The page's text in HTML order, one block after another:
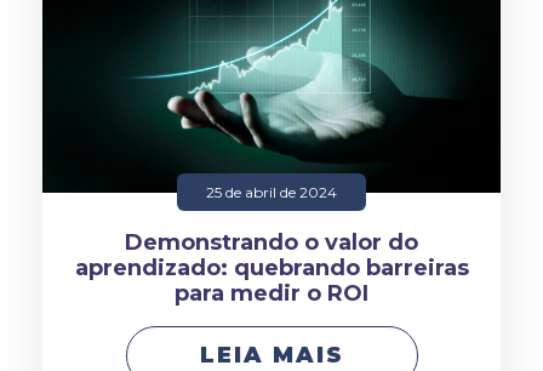
25 de abril de 2024
Demonstrando o valor do
aprendizado: quebrando barreiras
para medir o ROI
LEIA MAIS